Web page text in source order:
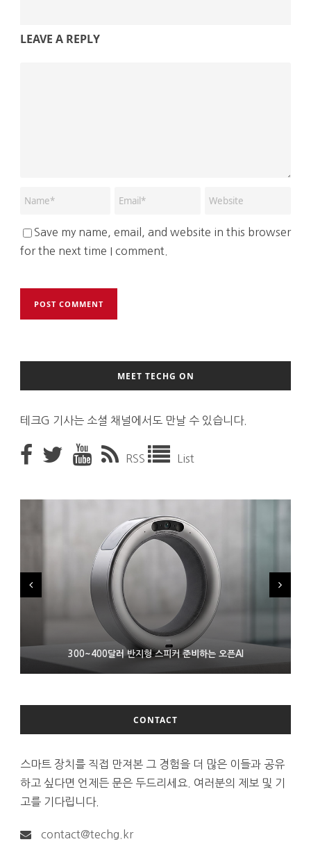
LEAVE A REPLY
Save my name, email, and website in this browser
for the next time I comment.
MEET TECHG ON
테크G 기사는 소셜 채널에서도 만날 수 있습니다.
RSS List
300~400달러 반지형 스피커 준비하는 오픈AI
조용히 스팀 프레임 검증 요구사항 바꾼 밸브
9월 4일부터 서비스 접는 안드로이드 장치용 구글 어시스턴트
CONTACT
스마트 장치를 직접 만져본 그 경험을 더 많은 이들과 공유
하고 싶다면 언제든 문은 두드리세요. 여러분의 제보 및 기
고를 기다립니다.
contact@techg.kr